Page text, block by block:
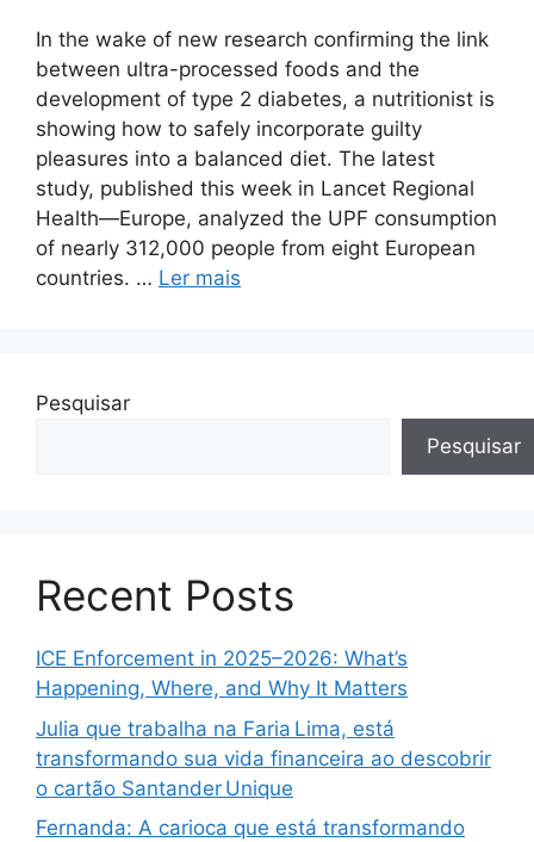
In the wake of new research confirming the link
between ultra-processed foods and the
development of type 2 diabetes, a nutritionist is
showing how to safely incorporate guilty
pleasures into a balanced diet. The latest
study, published this week in Lancet Regional
Health—Europe, analyzed the UPF consumption
of nearly 312,000 people from eight European
countries. … Ler mais
Pesquisar
Pesquisar
Recent Posts
ICE Enforcement in 2025–2026: What’s
Happening, Where, and Why It Matters
Julia que trabalha na Faria Lima, está
transformando sua vida financeira ao descobrir
o cartão Santander Unique
Fernanda: A carioca que está transformando